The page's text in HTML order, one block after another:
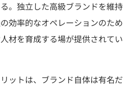
。独立した高級ブランドを維持
効率的なオペレーションのため
材を育成する場が提供されてい
ットは、ブランド自体は有名だ